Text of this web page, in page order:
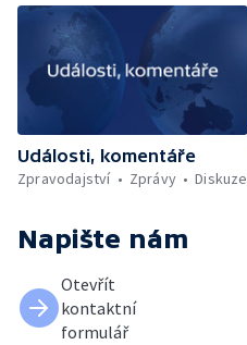
Události, komentáře
Zpravodajství
Zprávy Diskuze
Napište nám
Otevřít
kontaktní
formulář